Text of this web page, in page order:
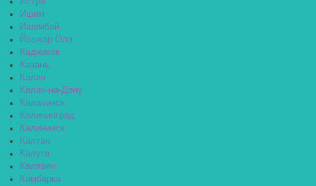
Ишим
Ишимбай
Йошкар-Ола
Кадников
Казань
Калач
Калач-на-Дону
Калачинск
Калининград
Калининск
Калтан
Калуга
Калязин
Камбарка